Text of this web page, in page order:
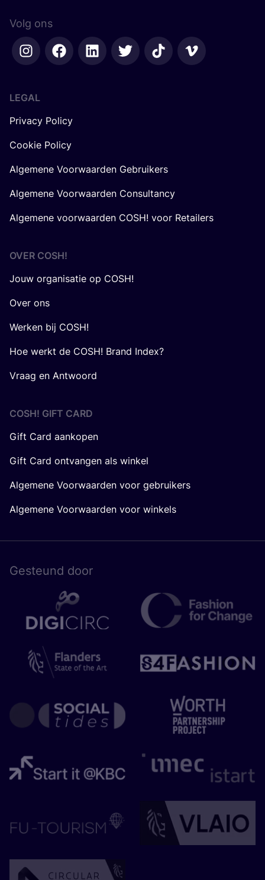
Volg ons
LEGAL
Privacy Policy
Cookie Policy
Algemene Voorwaarden Gebruikers
Algemene Voorwaarden Consultancy
Algemene voorwaarden COSH! voor Retailers
OVER COSH!
Jouw organisatie op COSH!
Over ons
Werken bij COSH!
Hoe werkt de COSH! Brand Index?
Vraag en Antwoord
COSH! GIFT CARD
Gift Card aankopen
Gift Card ontvangen als winkel
Algemene Voorwaarden voor gebruikers
Algemene Voorwaarden voor winkels
Gesteund door